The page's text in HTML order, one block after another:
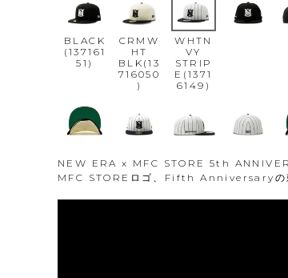
BLACK
(137161
51)
CRMW
HT
BLK(13
716050
)
WHTN
VY
STRIP
E(1371
6149)
NEW ERA x MFC STORE 5th
MFC STOREロゴ、Fifth Anniversaryの